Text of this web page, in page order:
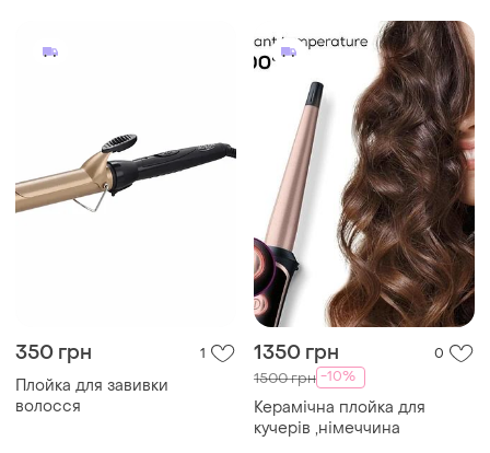
350 грн 1
Плойка для завивки
волосся
1350 грн 0
1500 грн -10%
Керамічна плойка для
кучерів ,німеччина